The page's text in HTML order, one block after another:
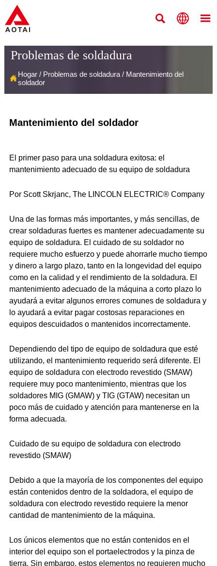
  
Problemas de soldadura
Hogar/ Problemas de soldadura/ Mantenimiento del
soldador
Mantenimiento del soldador
El primer paso para una soldadura exitosa: el
mantenimiento adecuado de su equipo de soldadura
Por Scott Skrjanc, The LINCOLN ELECTRIC® Company
Una de las formas más importantes, y más sencillas, de
crear soldaduras fuertes es mantener adecuadamente su
equipo de soldadura. El cuidado de su soldador no
requiere mucho esfuerzo y puede ahorrarle mucho tiempo
y dinero a largo plazo, tanto en la longevidad del equipo
como en la calidad y el rendimiento de la soldadura. El
mantenimiento adecuado de la máquina a corto plazo lo
ayudará a evitar algunos errores comunes de soldadura y
lo ayudará a evitar pagar costosas reparaciones en
equipos descuidados o mantenidos incorrectamente.
Dependiendo del tipo de equipo de soldadura que esté
utilizando, el mantenimiento requerido será diferente. El
equipo de soldadura con electrodo revestido (SMAW)
requiere muy poco mantenimiento, mientras que los
soldadores MIG (GMAW) y TIG (GTAW) necesitan un
poco más de cuidado y atención para mantenerse en la
forma adecuada.
Cuidado de su equipo de soldadura con electrodo
revestido (SMAW)
Debido a que la mayoría de los componentes del equipo
están contenidos dentro de la soldadora, el equipo de
soldadura con electrodo revestido requiere la menor
cantidad de mantenimiento de la máquina.
Los únicos elementos que no están contenidos en el
interior del equipo son el portaelectrodos y la pinza de
tierra. Sin embargo, estos elementos no requieren mucho